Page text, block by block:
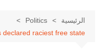
الرئيسية
Politics
declared raciest free state